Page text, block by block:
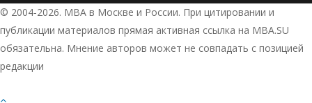
© 2004-2026. МВА в Москве и России. При цитировании и
публикации материалов прямая активная ссылка на MBA.SU
обязательна. Мнение авторов может не совпадать с позицией
редакции